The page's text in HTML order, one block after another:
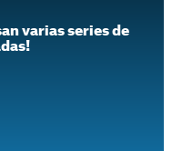
varias series de